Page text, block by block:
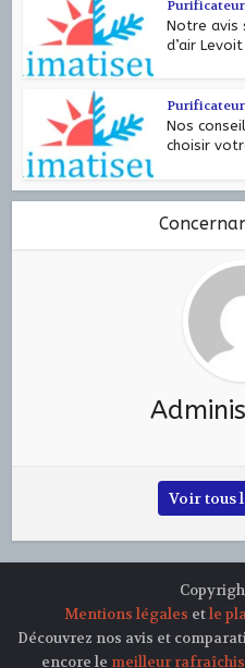
Purificateur
Notre avis
d’air Levoit
Purificateur
Nos
choisir
Voir tous
Mentions légales etle
Découvrez nos avis et
encore le meilleur